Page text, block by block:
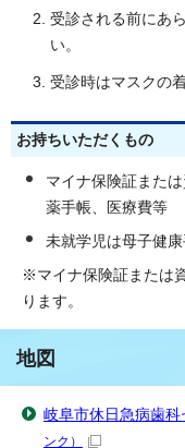
受診される前にあ
い。
受診時はマスクの
お持ちいただくもの
マイナ保険証また
薬手帳、医療費等
未就学児は母子健
※マイナ保険証または
ります。
地図
岐阜市休日急病歯科
ンク）